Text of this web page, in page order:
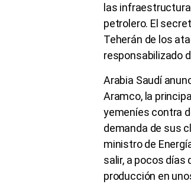
las
petrolero. El
Teherán de los
responsabilizado
Arabia Saudí
Aramco, la
yemeníes contra
demanda de sus
ministro de
salir, a pocos días
producción en